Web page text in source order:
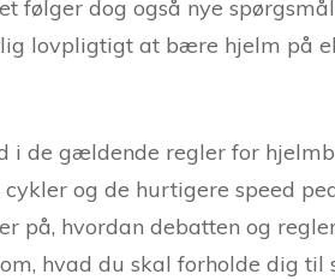
følger dog også nye
lovpligtigt at bære hjelm på
i de gældende regler for
og de hurtigere speed
på, hvordan debatten og
hvad du skal forholde dig til